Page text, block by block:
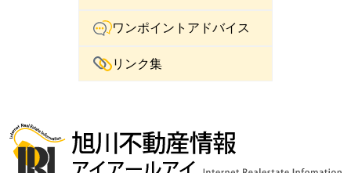
ワンポイントアドバイス
リンク集